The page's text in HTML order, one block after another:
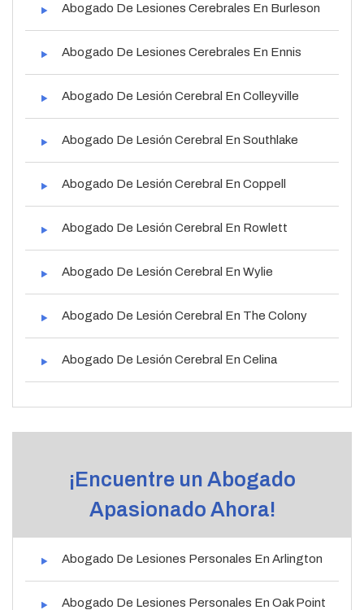
Abogado De Lesiones Cerebrales En Burleson
Abogado De Lesiones Cerebrales En Ennis
Abogado De Lesión Cerebral En Colleyville
Abogado De Lesión Cerebral En Southlake
Abogado De Lesión Cerebral En Coppell
Abogado De Lesión Cerebral En Rowlett
Abogado De Lesión Cerebral En Wylie
Abogado De Lesión Cerebral En The Colony
Abogado De Lesión Cerebral En Celina
¡Encuentre un Abogado
Apasionado Ahora!
Abogado De Lesiones Personales En Arlington
Abogado De Lesiones Personales En Oak Point